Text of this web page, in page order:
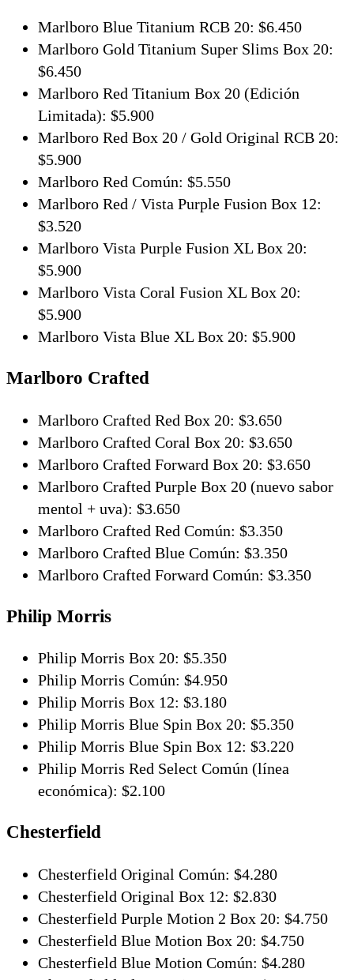
Marlboro Blue Titanium RCB 20: $6.450
Marlboro Gold Titanium Super Slims Box 20:
$6.450
Marlboro Red Titanium Box 20 (Edición
Limitada): $5.900
Marlboro Red Box 20 / Gold Original RCB 20:
$5.900
Marlboro Red Común: $5.550
Marlboro Red / Vista Purple Fusion Box 12:
$3.520
Marlboro Vista Purple Fusion XL Box 20:
$5.900
Marlboro Vista Coral Fusion XL Box 20:
$5.900
Marlboro Vista Blue XL Box 20: $5.900
Marlboro Crafted
Marlboro Crafted Red Box 20: $3.650
Marlboro Crafted Coral Box 20: $3.650
Marlboro Crafted Forward Box 20: $3.650
Marlboro Crafted Purple Box 20 (nuevo sabor
mentol + uva): $3.650
Marlboro Crafted Red Común: $3.350
Marlboro Crafted Blue Común: $3.350
Marlboro Crafted Forward Común: $3.350
Philip Morris
Philip Morris Box 20: $5.350
Philip Morris Común: $4.950
Philip Morris Box 12: $3.180
Philip Morris Blue Spin Box 20: $5.350
Philip Morris Blue Spin Box 12: $3.220
Philip Morris Red Select Común (línea
económica): $2.100
Chesterfield
Chesterfield Original Común: $4.280
Chesterfield Original Box 12: $2.830
Chesterfield Purple Motion 2 Box 20: $4.750
Chesterfield Blue Motion Box 20: $4.750
Chesterfield Blue Motion Común: $4.280